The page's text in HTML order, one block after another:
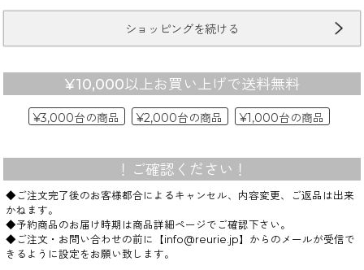
価格
〜
在庫なし商品
表示する
ショッピングを続ける
¥10,000以上お買い上げで送料無料
¥3,000台の商品 ¥2,000台の商品 ¥1,000台の商品
！ご確認ください！
◆ご注文完了後のお客様都合によるキャンセル、内容変更、ご返品は出来
かねます。
◆予約商品のお届け時期は商品詳細ページでご確認下さい。
◆ご注文・お問い合わせの前に【info@reurie.jp】からのメールが受信で
きるように設定をお願い致します。